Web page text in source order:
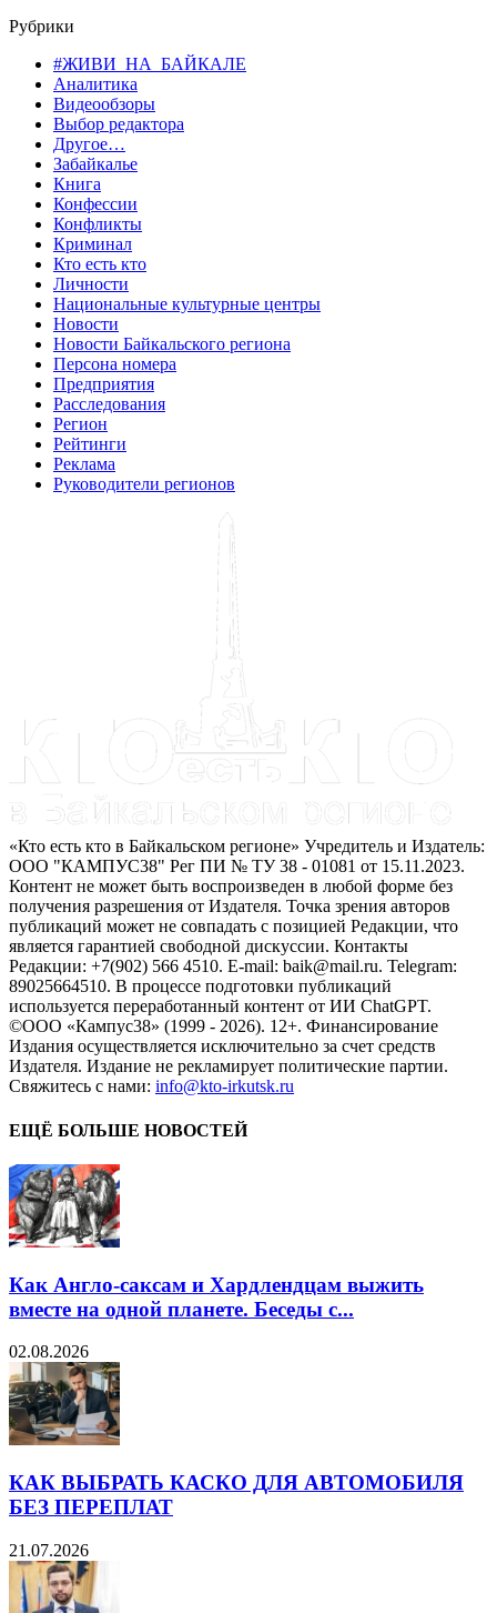
Рубрики
#ЖИВИ_НА_БАЙКАЛЕ
Аналитика
Видеообзоры
Выбор редактора
Другое…
Забайкалье
Книга
Конфессии
Конфликты
Криминал
Кто есть кто
Личности
Национальные культурные центры
Новости
Новости Байкальского региона
Персона номера
Предприятия
Расследования
Регион
Рейтинги
Реклама
Руководители регионов
«Кто есть кто в Байкальском регионе» Учредитель и Издатель:
ООО "КАМПУС38" Рег ПИ № ТУ 38 - 01081 от 15.11.2023.
Контент не может быть воспроизведен в любой форме без
получения разрешения от Издателя. Точка зрения авторов
публикаций может не совпадать с позицией Редакции, что
является гарантией свободной дискуссии. Контакты
Редакции: +7(902) 566 4510. E-mail: baik@mail.ru. Telegram:
89025664510. В процессе подготовки публикаций
используется переработанный контент от ИИ ChatGPT.
©ООО «Кампус38» (1999 - 2026). 12+. Финансирование
Издания осуществляется исключительно за счет средств
Издателя. Издание не рекламирует политические партии.
Свяжитесь с нами: info@kto-irkutsk.ru
ЕЩЁ БОЛЬШЕ НОВОСТЕЙ
Как Англо-саксам и Хардлендцам выжить
вместе на одной планете. Беседы с...
02.08.2026
КАК ВЫБРАТЬ КАСКО ДЛЯ АВТОМОБИЛЯ
БЕЗ ПЕРЕПЛАТ
21.07.2026